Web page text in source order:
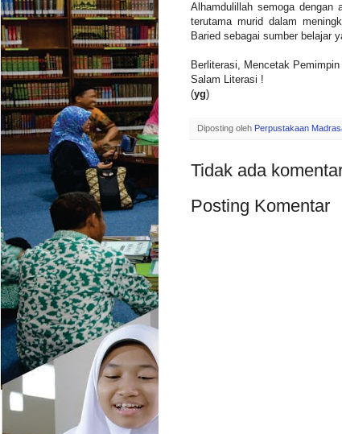
Alhamdulillah semoga dengan
terutama murid dalam
Baried sebagai sumber belajar
Berliterasi, Mencetak
Salam Literasi !
(yg)
Diposting oleh Perpustakaan
Tidak ada
Posting Komentar